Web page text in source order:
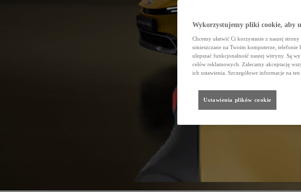
Wykorzystujemy pliki cookie, aby
Chcemy ułatwić Ci korzystanie z naszej
umieszczane na Twoim komputerze,
ulepszać funkcjonalność naszej witryny. Są
celów reklamowych. Zalecamy akceptację
ich ustawienia. Szczegółowe informacje na
Ustawienia plików cookie